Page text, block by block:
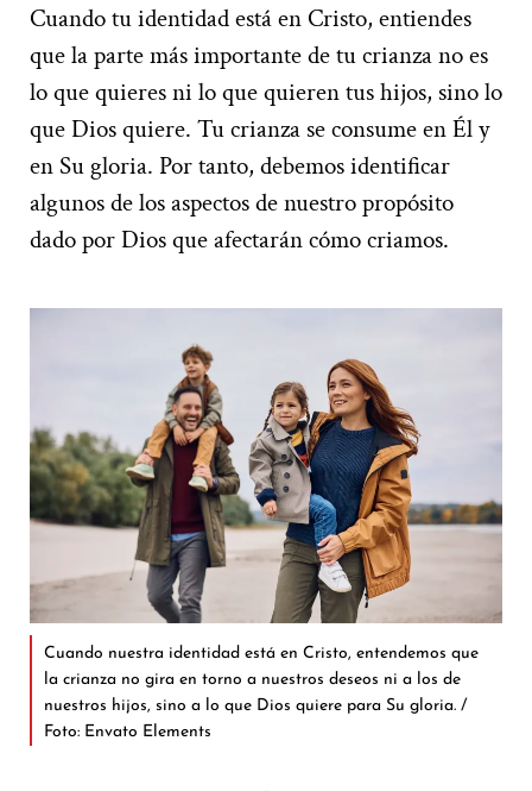
Cuando tu identidad está en Cristo, entiendes
que la parte más importante de tu crianza no es
lo que quieres ni lo que quieren tus hijos, sino lo
que Dios quiere. Tu crianza se consume en Él y
en Su gloria. Por tanto, debemos identificar
algunos de los aspectos de nuestro propósito
dado por Dios que afectarán cómo criamos.
Cuando nuestra identidad está en Cristo, entendemos que
la crianza no gira en torno a nuestros deseos ni a los de
nuestros hijos, sino a lo que Dios quiere para Su gloria. /
Foto: Envato Elements